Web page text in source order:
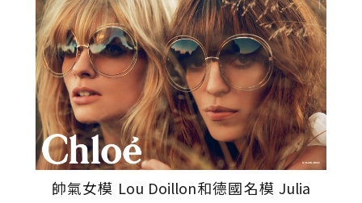
帥氣女模 Lou Doillon和德國名模 Julia